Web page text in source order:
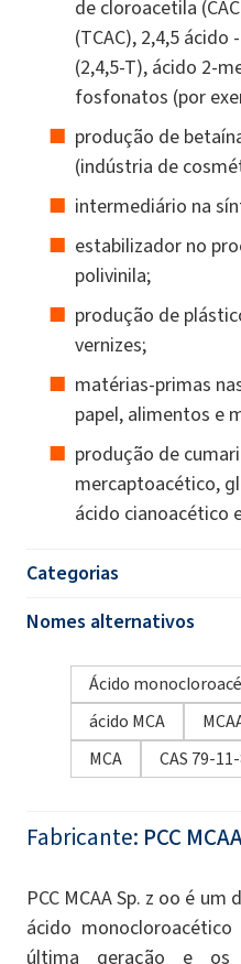
de cloroacetila
(TCAC), 2,4,5
(2,4,5-T), ácido 2-
fosfonatos (por
produção de
(indústria de
intermediário na
estabilizador no
polivinila;
produção de
vernizes;
matérias-primas
papel, alimentos e
produção de
mercaptoacético,
ácido cianoacético
Categorias
Nomes alternativos
Ácido
ácido MCA
MCA
CAS 79-
Fabricante: PCC
PCC MCAA Sp. z oo é
ácido
última geração e os